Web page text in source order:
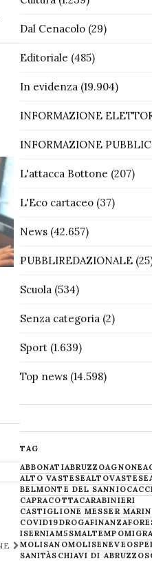
Dal Cenacolo(29)
Editoriale (485)
In evidenza(19.904)
INFORMAZIONE
INFORMAZIONE
L'attacca Bottone (207)
L'Eco cartaceo(37)
News(42.657)
PUBBLIREDAZIONALE
Scuola(534)
Senza categoria(2)
Sport(1.639)
Top news(14.598)
TAG
ABBONATIABRUZZOAGNONE
ALTO VASTESEALTOVASTESE
BELMONTE DEL SANNIO
CAPRACOTTACARABINIERI
CASTIGLIONE MESSER
COVID19DROGAFINANZA
ISERNIAM5SMALTEMPO
MOLISANOMOLISENEVE
SANITÀSCHIAVI DI ABRUZZO